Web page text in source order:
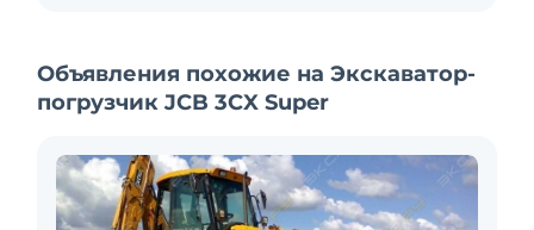
Объявления похожие на Экскаватор-
погрузчик JCB 3CX Super